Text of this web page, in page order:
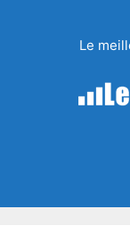
Le